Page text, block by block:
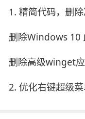
1. 精简代码，删
删除Windows 10
删除高级winget
2. 优化右键超级